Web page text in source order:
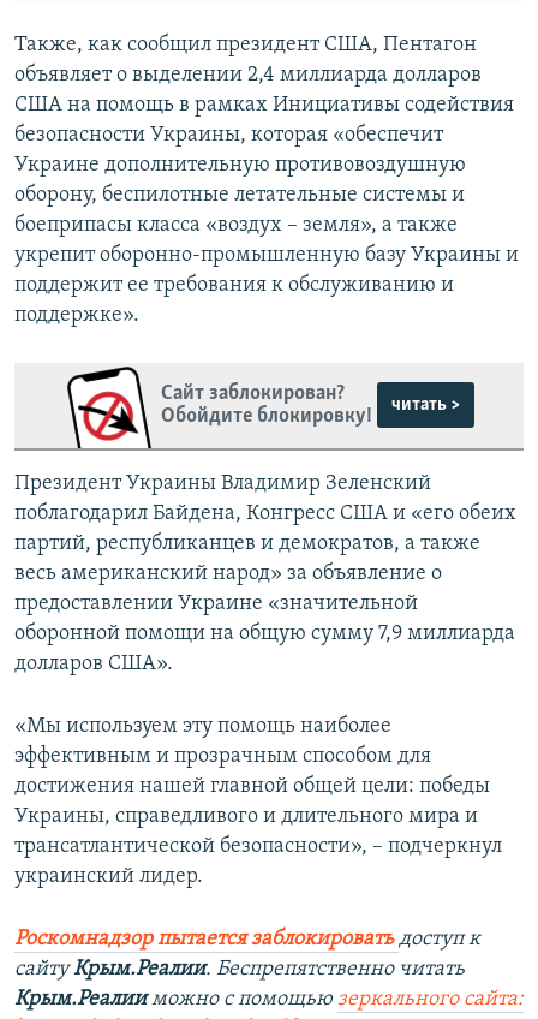
Также, как сообщил президент США, Пентагон
объявляет о выделении 2,4 миллиарда долларов
США на помощь в рамках Инициативы содействия
безопасности Украины, которая «обеспечит
Украине дополнительную противовоздушную
оборону, беспилотные летательные системы и
боеприпасы класса «воздух – земля», а также
укрепит оборонно-промышленную базу Украины и
поддержит ее требования к обслуживанию и
поддержке».
Сайт заблокирован?
Обойдите блокировку!
читать >
Президент Украины Владимир Зеленский
поблагодарил Байдена, Конгресс США и «его обеих
партий, республиканцев и демократов, а также
весь американский народ» за объявление о
предоставлении Украине «значительной
оборонной помощи на общую сумму 7,9 миллиарда
долларов США».
«Мы используем эту помощь наиболее
эффективным и прозрачным способом для
достижения нашей главной общей цели: победы
Украины, справедливого и длительного мира и
трансатлантической безопасности», – подчеркнул
украинский лидер.
Роскомнадзор пытается заблокировать доступ к
сайтуКрым.Реалии. Беспрепятственно читать
Крым.Реалииможно с помощью зеркального сайта: